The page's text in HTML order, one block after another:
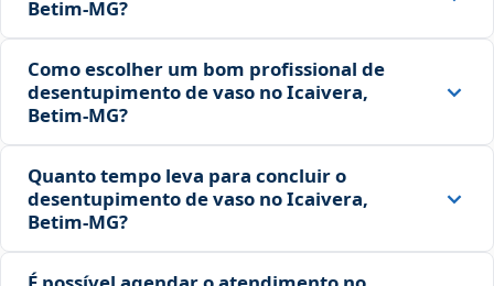
Betim‑MG?
Como escolher um bom profissional de
desentupimento de vaso no Icaivera,
Betim‑MG?
Quanto tempo leva para concluir o
desentupimento de vaso no Icaivera,
Betim‑MG?